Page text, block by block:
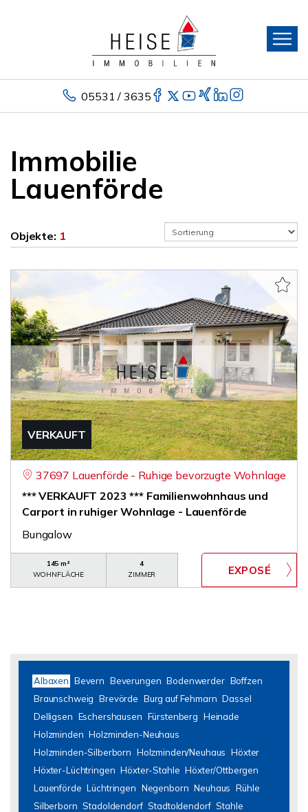
05531 / 3635
Immobilie
Lauenförde
Objekte: 1
VERKAUFT
37697 Lauenförde - Ruhige bevorzugte Wohnlage
*** VERKAUFT 2023 *** Familienwohnhaus und
Carport in ruhiger Wohnlage - Lauenförde
Bungalow
145 m²
WOHNFLÄCHE
4
ZIMMER
Albaxen Bevern Beverungen Bodenwerder Boffzen
Braunschweig Brevörde Burg auf Fehmarn Dassel
Delligsen Eschershausen Fürstenberg Heinade
Holzminden Holzminden-Neuhaus
Holzminden-Silberborn Holzminden/Neuhaus Höxter
Höxter-Lüchtringen Höxter-Stahle Höxter/Ottbergen
Lauenförde Lüchtringen Negenborn Neuhaus Rühle
Silberborn Stadoldendorf Stadtoldendorf Stahle